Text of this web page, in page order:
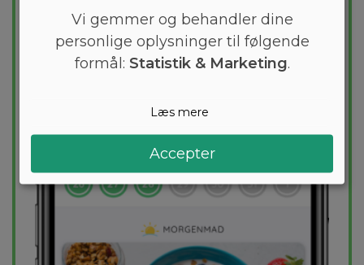
holder dig indenfor dit kaloriemål.
PRØV GRATIS
Vi gemmer og behandler dine
personlige oplysninger til følgende
formål: Statistik & Marketing.
Læs mere
Accepter